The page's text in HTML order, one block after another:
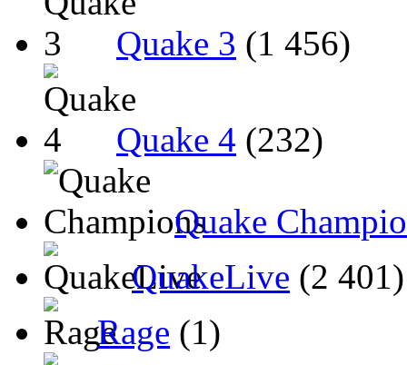
Quake 3 (1 456)
Quake 4 (232)
Quake
QuakeLive (2 401)
Rage (1)